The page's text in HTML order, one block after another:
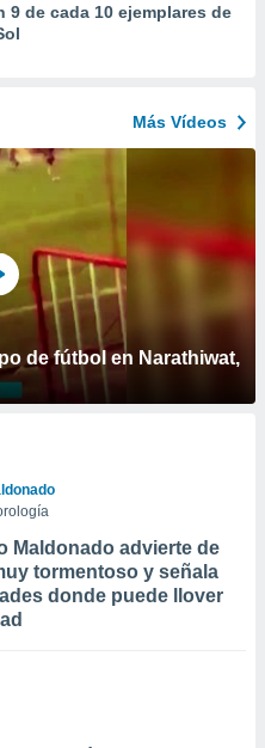
9 de cada 10 ejemplares de
Más Vídeos
de fútbol en Narathiwat,
Maldonado advierte de
tormentoso y señala
donde puede llover